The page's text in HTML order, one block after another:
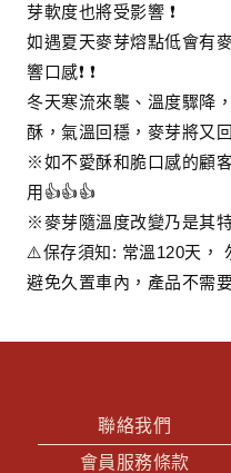
芽軟度也將受影響 ❗
如遇夏天麥芽熔點低會有
響口感❗ ❗
冬天寒流來襲、溫度驟降
酥，氣溫回穩，麥芽將又回
※如不愛酥和脆口感的顧
用👍👍👍
※麥芽隨溫度改變乃是其
⚠️保存須知: 常溫120天，
避免久置車內，產品不需
聯絡我們
會員服務條款